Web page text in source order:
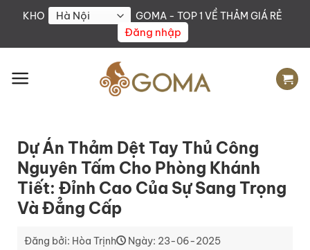
KHO GOMA - TOP 1 VỀ THẢM GIÁ RẺ
Đăng nhập
Dự Án Thảm Dệt Tay Thủ Công
Nguyên Tấm Cho Phòng Khánh
Tiết: Đỉnh Cao Của Sự Sang Trọng
Và Đẳng Cấp
Đăng bởi: Hòa Trịnh Ngày: 23-06-2025